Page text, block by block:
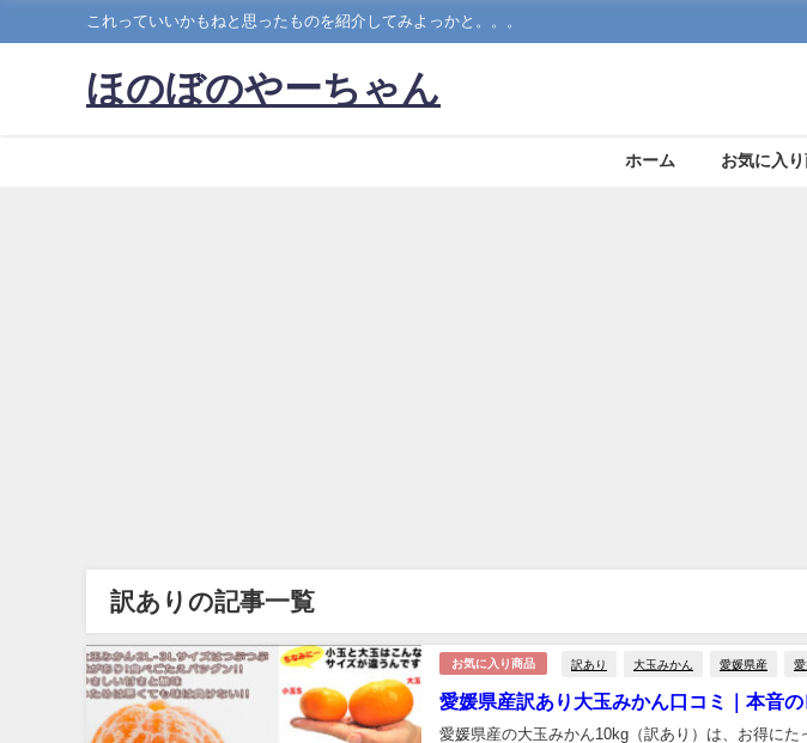
これっていいかもねと思ったものを紹介してみよっかと。。。
ほのぼのやーちゃん
ホーム お気に入
訳ありの記事一覧
お気に入り商品 訳あり 大玉みかん 愛媛県産
愛媛県産訳あり大玉みかん口コミ｜本音
愛媛県産の大玉みかん10kg（訳あり）は、お得に